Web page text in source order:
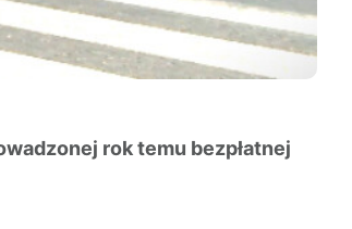
rok temu bezpłatnej